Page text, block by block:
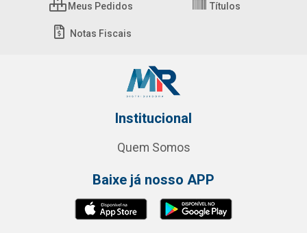
Meus Pedidos Títulos
Notas Fiscais
Institucional
Quem Somos
Baixe já nosso APP